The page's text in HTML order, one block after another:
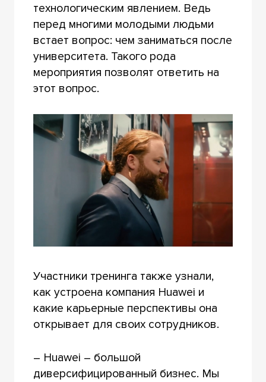
технологическим явлением. Ведь
перед многими молодыми людьми
встает вопрос: чем заниматься после
университета. Такого рода
мероприятия позволят ответить на
этот вопрос.
Участники тренинга также узнали,
как устроена компания Huawei и
какие карьерные перспективы она
открывает для своих сотрудников.
– Huawei – большой
диверсифицированный бизнес. Мы